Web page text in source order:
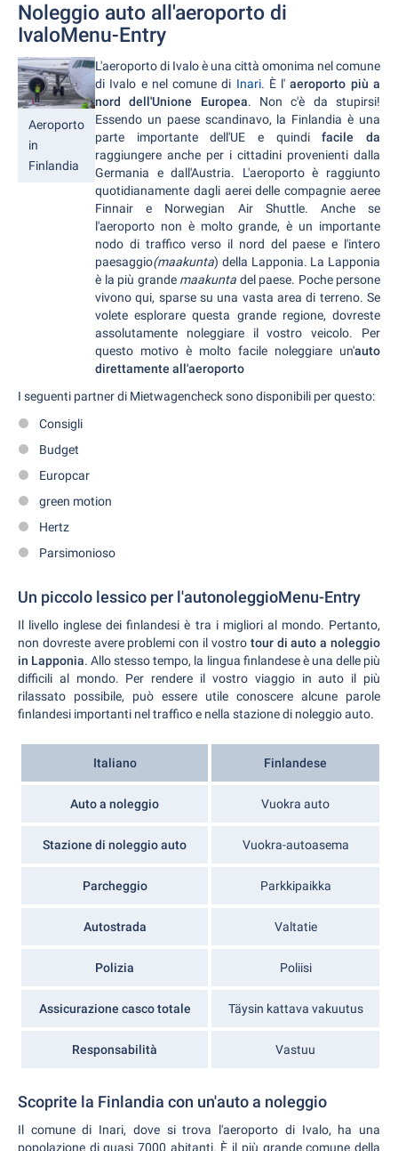
Noleggio auto all'aeroporto di
IvaloMenu-Entry
Aeroporto
in
Finlandia
L'aeroporto di Ivalo è una città omonima nel comune
di Ivalo e nel comune di Inari. È l' aeroporto più a
nord dell'Unione Europea. Non c'è da stupirsi!
Essendo un paese scandinavo, la Finlandia è una
parte importante dell'UE e quindifacile da
raggiungere anche per i cittadini provenienti dalla
Germania e dall'Austria. L'aeroporto è raggiunto
quotidianamente dagli aerei delle compagnie aeree
Finnair e Norwegian Air Shuttle. Anche se
l'aeroporto non è molto grande, è un importante
nodo di traffico verso il nord del paese e l'intero
paesaggio(maakunta) della Lapponia. La Lapponia
è la più grande maakunta del paese. Poche persone
vivono qui, sparse su una vasta area di terreno. Se
volete esplorare questa grande regione, dovreste
assolutamente noleggiare il vostro veicolo. Per
questo motivo è molto facile noleggiare un'auto
direttamente all'aeroporto
I seguenti partner di Mietwagencheck sono disponibili per questo:
Consigli
Budget
Europcar
green motion
Hertz
Parsimonioso
Un piccolo lessico per l'autonoleggioMenu-Entry
Il livello inglese dei finlandesi è tra i migliori al mondo. Pertanto,
non dovreste avere problemi con il vostro tour di auto a noleggio
in Lapponia. Allo stesso tempo, la lingua finlandese è una delle più
difficili al mondo. Per rendere il vostro viaggio in auto il più
rilassato possibile, può essere utile conoscere alcune parole
finlandesi importanti nel traffico e nella stazione di noleggio auto.
Italiano Finlandese
Auto a noleggio Vuokra auto
Stazione di noleggio auto Vuokra-autoasema
Parcheggio Parkkipaikka
Autostrada Valtatie
Polizia Poliisi
Assicurazione casco totale Täysin kattava vakuutus
Responsabilità Vastuu
Scoprite la Finlandia con un'auto a noleggio
Il comune di Inari, dove si trova l'aeroporto di Ivalo, ha una
popolazione di quasi 7000 abitanti. È il più grande comune della